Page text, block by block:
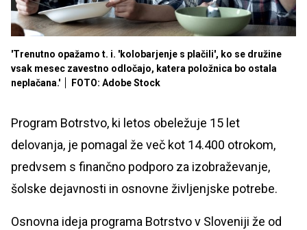
'Trenutno opažamo t. i. 'kolobarjenje s plačili', ko se družine
vsak mesec zavestno odločajo, katera položnica bo ostala
neplačana.'
FOTO: Adobe Stock
Program Botrstvo, ki letos obeležuje 15 let
delovanja, je pomagal že več kot 14.400 otrokom,
predvsem s finančno podporo za izobraževanje,
šolske dejavnosti in osnovne življenjske potrebe.
Osnovna ideja programa Botrstvo v Sloveniji že od